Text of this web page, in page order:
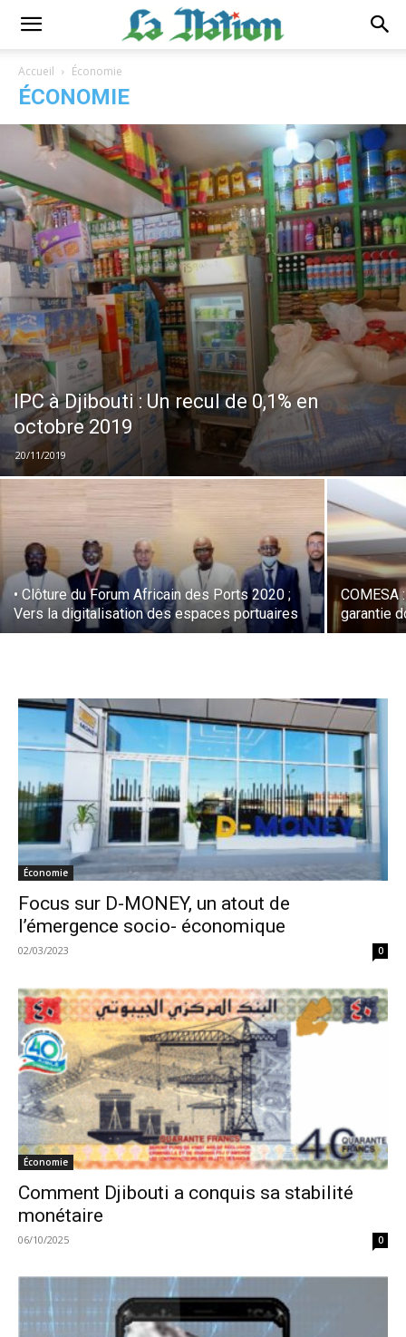
Accueil Économie
ÉCONOMIE
IPC à Djibouti : Un recul de 0,1% en
octobre 2019
20/11/2019
• Clôture du Forum Africain des Ports 2020 ;
Vers la digitalisation des espaces portuaires
garantie
Économie
Focus sur D-MONEY, un atout de
l’émergence socio- économique
02/03/2023 0
Économie
Comment Djibouti a conquis sa stabilité
monétaire
06/10/2025 0